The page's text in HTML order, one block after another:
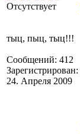
Отсутствует
тыц, пыц, тыц!!!
Сообщений: 412
Зарегистрирован:
24. Апреля 2009